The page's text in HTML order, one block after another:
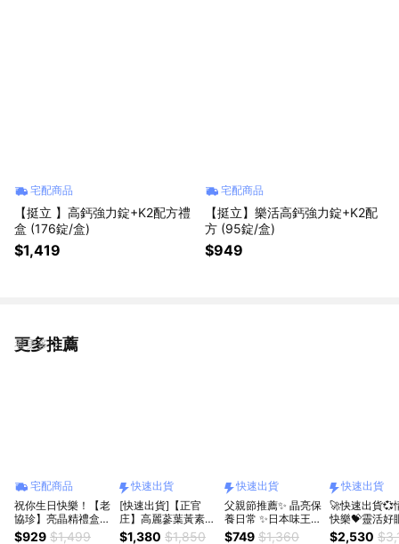
宅配商品
【挺立 】高鈣強力錠+K2配方禮
盒 (176錠/盒)
$1,419
宅配商品
【挺立】樂活高鈣強力錠+K2配
方 (95錠/盒)
$949
更多推薦
看更多
宅配商品
祝你生日快樂！【老
協珍】亮晶精禮盒
(18入)
$929 $1,499
快速出貨
[快速出貨]【正官
庄】高麗蔘葉黃素飲
60mlx21入(產品效
$1,380 $1,850
快速出貨
父親節推薦✨ 晶亮保
養日常 ✨日本味王
金盞花葉黃素強化B
$749 $1,360
快速出貨
🚀快速出貨💞
快樂💝靈活好
1+1組【悠活
$2,530